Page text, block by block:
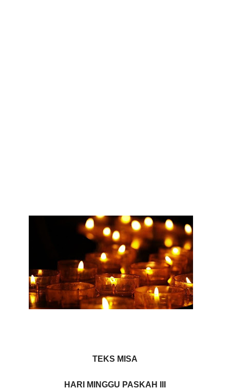
TEKS MISA
HARI MINGGU PASKAH III